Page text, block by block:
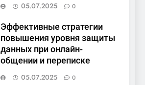
05.07.2025
0
Эффективные стратегии
повышения уровня защиты
данных при онлайн-
общении и переписке
05.07.2025
0